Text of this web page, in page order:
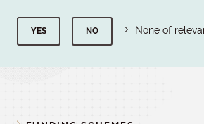
YES NO None of